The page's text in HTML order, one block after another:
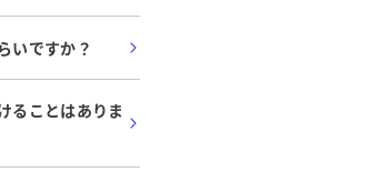
いですか？
ることはありま